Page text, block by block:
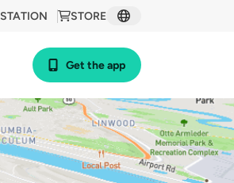
STORE
Get the app